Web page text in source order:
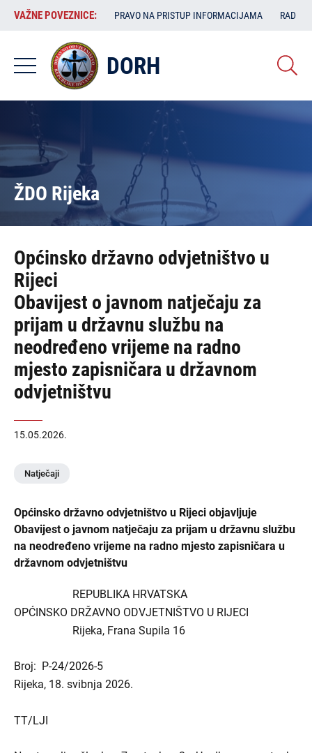
Skoči
sadržaj
VAŽNE
POVEZNICE:
VAŽNE POVEZNICE: PRAVO NA PRISTUP INFORMACIJAMA RAD
DORH
ŽDO Rijeka
Općinsko državno odvjetništvo u
Rijeci
Obavijest o javnom natječaju za
prijam u državnu službu na
neodređeno vrijeme na radno
mjesto zapisničara u državnom
odvjetništvu
15.05.2026.
Natječaji
Općinsko državno odvjetništvo u Rijeci objavljuje
Obavijest o javnom natječaju za prijam u državnu službu
na neodređeno vrijeme na radno mjesto zapisničara u
državnom odvjetništvu
REPUBLIKA HRVATSKA
OPĆINSKO DRŽAVNO ODVJETNIŠTVO U RIJECI
Rijeka, Frana Supila 16
Broj: P-24/2026-5
Rijeka, 18. svibnja 2026.
TT/LJI